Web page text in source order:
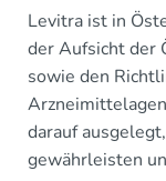
Levitra ist in
der Aufsicht der
sowie den
darauf
gewährleisten